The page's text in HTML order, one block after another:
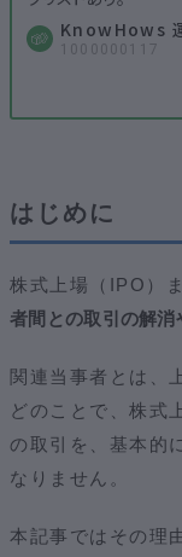
KnowHows
1000000117
はじめに
株式上場（IPO）
者間との取引の解消
関連当事者とは、
どのことで、株式
の取引を、基本的
なりません。
本記事ではその理